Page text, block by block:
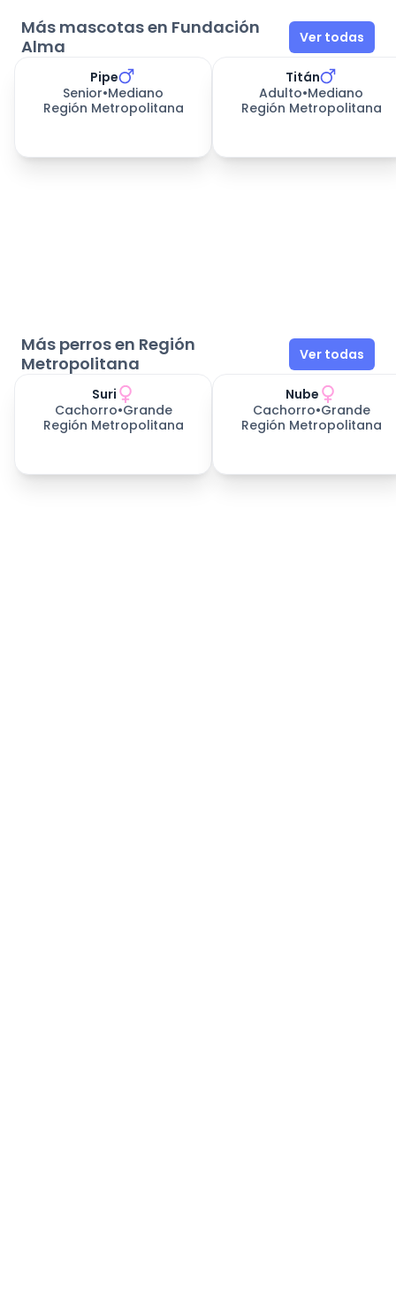
Más mascotas en Fundación
Alma
Ver todas
Pipe
Senior•Mediano
Región Metropolitana
Titán
Adulto•Mediano
Región Metropolitana
Más perros en Región
Metropolitana
Ver todas
Suri
Cachorro•Grande
Región Metropolitana
Nube
Cachorro•Grande
Región Metropolitana